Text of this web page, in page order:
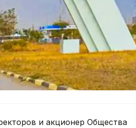
и акционер Общества